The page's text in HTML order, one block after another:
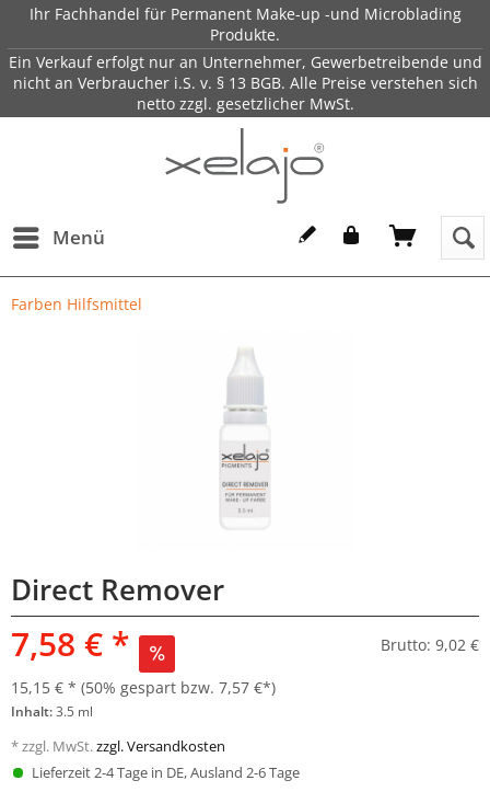
Ihr Fachhandel für Permanent Make-up -und Microblading
Produkte.
Ein Verkauf erfolgt nur an Unternehmer, Gewerbetreibende und
nicht an Verbraucher i.S. v. § 13 BGB. Alle Preise verstehen sich
netto zzgl. gesetzlicher MwSt.
Menü
Farben Hilfsmittel
Direct Remover
7,58 € * Brutto: 9,02 €
15,15 € * (50% gespart bzw. 7,57 €*)
Inhalt:3.5 ml
* zzgl. MwSt.zzgl. Versandkosten
Lieferzeit 2-4 Tage in DE, Ausland 2-6 Tage